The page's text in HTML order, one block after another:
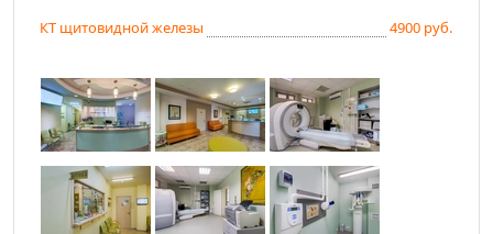
КТ щитовидной железы 4900 руб.